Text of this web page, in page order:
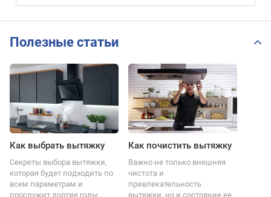
Полезные статьи
Как выбрать вытяжку
Секреты выбора вытяжки,
которая будет подходить по
всем параметрам и
прослужит долгие годы
Как почистить вытяжку
Важно не только внешняя
чистота и
привлекательность
вытяжки, но и состояние ее